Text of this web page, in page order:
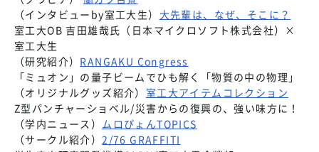
（インタビューby室工大生） 大先輩は、なぜ、そこに？
室工大OB 吉田雄哉氏（日本マイクロソフト株式会社）×
室工大生
（研究紹介） RANGAKU Congress
「ミュオン」の量子ビームでひも解く「物質の中の物理」
（オリジナルグッズ紹介） 室工大アイテムコレクション
Z型パンチャーショベル/災害からの復興の、強い味方に！
（学内ニュース）
ムロぴょんTOPICS
（サークル紹介）2/76 GRAFFITI